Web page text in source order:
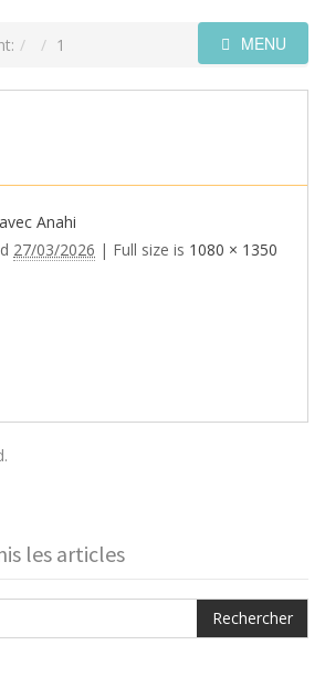
MENU
1
Anahi
27/03/2026 | Full size is 1080 × 1350
les articles